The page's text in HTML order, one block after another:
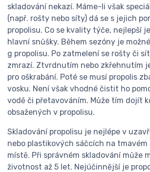
skladování nekazí. Máme-li však
(např. rošty nebo síty) dá se s jejich
propolisu. Co se kvality týče, nejlepší
hlavní snůšky. Během sezóny je
g propolisu. Po zatmelení se rošty či
zmrazí. Ztvrdnutím nebo zkřehnutím
pro oškrabání. Poté se musí propolis
vosku. Není však vhodné čistit ho
vodě či přetavováním. Může tím dojít
obsažených v propolisu.
Skladování propolisu je nejlépe v
nebo plastikových sáčcích na tmavém
místě. Při správném skladování může
životnost až 5 let. Nejúčinnější je